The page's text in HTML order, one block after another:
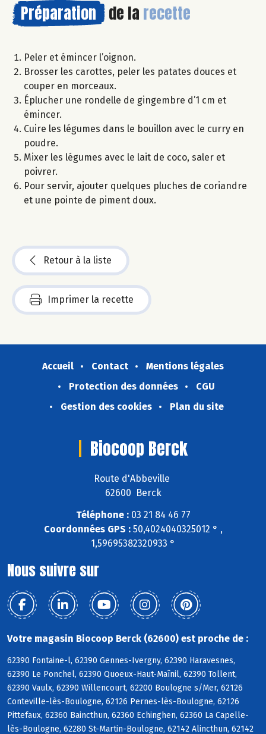
Préparation de la recette
Peler et émincer l’oignon.
Brosser les carottes, peler les patates douces et
couper en morceaux.
Éplucher une rondelle de gingembre d’1 cm et
émincer.
Cuire les légumes dans le bouillon avec le curry en
poudre.
Mixer les légumes avec le lait de coco, saler et
poivrer.
Pour servir, ajouter quelques pluches de coriandre
et une pointe de piment doux.
Retour à la liste
Imprimer la recette
Accueil Contact
Mentions légales
Protection des données
CGU
Gestion des cookies
Plan du site
Biocoop Berck
Route d'Abbeville
62600 Berck
Téléphone :03 21 84 46 77
Coordonnées GPS :50,4024040325012 ° ,
1,59695382320933 °
Nous suivre sur
Votre magasin Biocoop Berck (62600) est proche de :
62390 Fontaine-l, 62390 Gennes-Ivergny, 62390 Haravesnes,
62390 Le Ponchel, 62390 Quoeux-Haut-Maînil, 62390 Tollent,
62390 Vaulx, 62390 Willencourt, 62200 Boulogne s/Mer, 62126
Conteville-lès-Boulogne, 62126 Pernes-lès-Boulogne, 62126
Pittefaux, 62360 Baincthun, 62360 Echinghen, 62360 La Capelle-
lès-Boulogne, 62280 St-Martin-Boulogne, 62142 Alincthun, 62142